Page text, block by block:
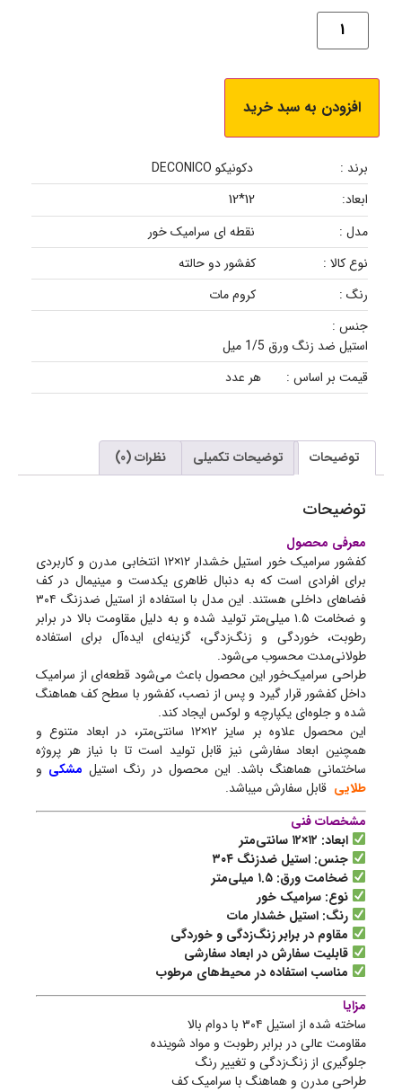
افزودن به سبد خرید
برند :
دکونیکو DECONICO
ابعاد:
12*12
مدل :
نقطه ای سرامیک خور
نوع کالا :
کفشور دو حالته
رنگ :
کروم مات
جنس :
استیل ضد زنگ ورق 1/5 میل
قیمت بر اساس :
هر عدد
توضیحات توضیحات تکمیلی نظرات (0)
توضیحات
معرفی محصول
کفشور سرامیک خور استیل خشدار ۱۲×۱۲ انتخابی مدرن و کاربردی
برای افرادی است که به دنبال ظاهری یکدست و مینیمال در کف
فضاهای داخلی هستند. این مدل با استفاده از استیل ضدزنگ ۳۰۴
و ضخامت ۱.۵ میلی‌متر تولید شده و به دلیل مقاومت بالا در برابر
رطوبت، خوردگی و زنگ‌زدگی، گزینه‌ای ایده‌آل برای استفاده
طولانی‌مدت محسوب می‌شود.
طراحی سرامیک‌خور این محصول باعث می‌شود قطعه‌ای از سرامیک
داخل کفشور قرار گیرد و پس از نصب، کفشور با سطح کف هماهنگ
شده و جلوه‌ای یکپارچه و لوکس ایجاد کند.
این محصول علاوه بر سایز ۱۲×۱۲ سانتی‌متر، در ابعاد متنوع و
همچنین ابعاد سفارشی نیز قابل تولید است تا با نیاز هر پروژه
ساختمانی هماهنگ باشد. این محصول در رنگ استیل مشکی و
طلایی قابل سفارش میباشد.
مشخصات فنی
ابعاد: ۱۲×۱۲ سانتی‌متر
جنس: استیل ضدزنگ ۳۰۴
ضخامت ورق: ۱.۵ میلی‌متر
نوع: سرامیک خور
رنگ: استیل خشدار مات
مقاوم در برابر زنگ‌زدگی و خوردگی
قابلیت سفارش در ابعاد سفارشی
مناسب استفاده در محیط‌های مرطوب
مزایا
ساخته شده از استیل ۳۰۴ با دوام بالا
مقاومت عالی در برابر رطوبت و مواد شوینده
جلوگیری از زنگ‌زدگی و تغییر رنگ
طراحی مدرن و هماهنگ با سرامیک کف